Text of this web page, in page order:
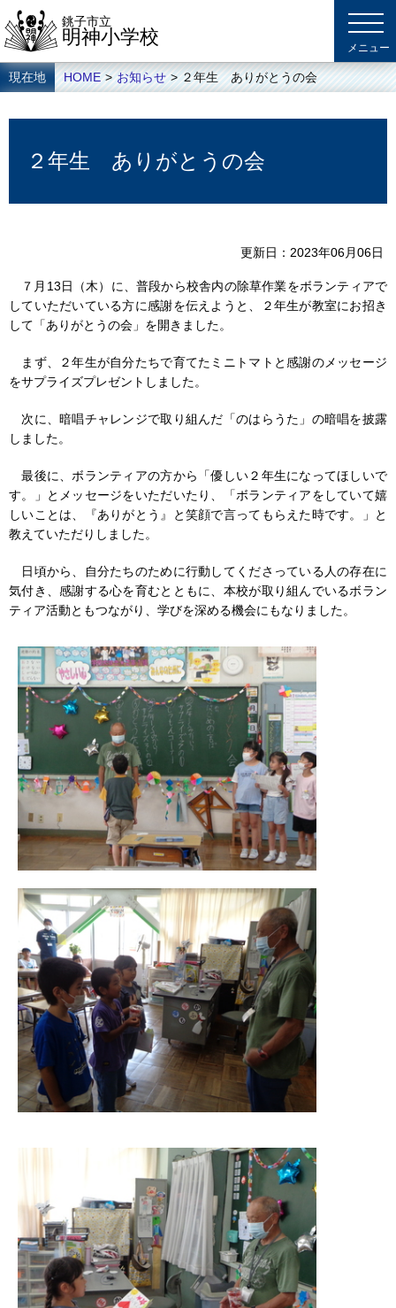
銚子市立
明神小学校
現在地 HOME > お知らせ > ２年生 ありがとうの会
２年生 ありがとうの会
更新日 2023年06月06日
７月13日（木）に、普段から校舎内の除草作業をボランティアで
していただいている方に感謝を伝えようと、２年生が教室にお招き
して「ありがとうの会」を開きました。
まず、２年生が自分たちで育てたミニトマトと感謝のメッセージ
をサプライズプレゼントしました。
次に、暗唱チャレンジで取り組んだ「のはらうた」の暗唱を披露
しました。
最後に、ボランティアの方から「優しい２年生になってほしいで
す。」とメッセージをいただいたり、「ボランティアをしていて嬉
しいことは、『ありがとう』と笑顔で言ってもらえた時です。」と
教えていただりしました。
日頃から、自分たちのために行動してくださっている人の存在に
気付き、感謝する心を育むとともに、本校が取り組んでいるボラン
ティア活動ともつながり、学びを深める機会にもなりました。